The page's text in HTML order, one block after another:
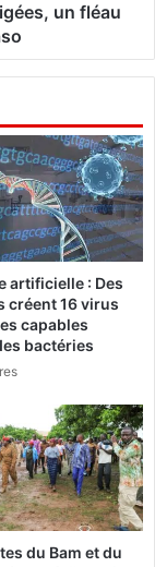
un fléau
artificielle : Des
créent 16 virus
capables
bactéries
du Bam et du